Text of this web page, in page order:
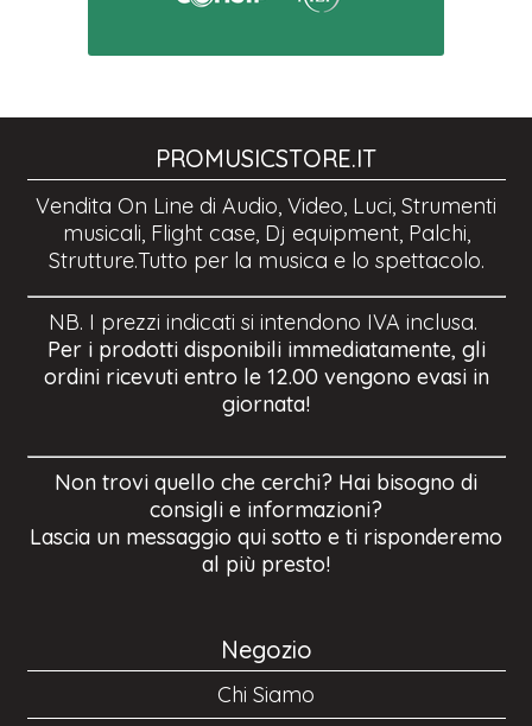
PROMUSICSTORE.IT
Vendita On Line di Audio, Video, Luci, Strumenti
musicali, Flight case, Dj equipment, Palchi,
Strutture.Tutto per la musica e lo spettacolo.
NB. I prezzi indicati si intendono IVA inclusa.
Per i prodotti disponibili immediatamente, gli
ordini ricevuti entro le 12.00 vengono evasi in
giornata!
Non trovi quello che cerchi? Hai bisogno di
consigli e informazioni?
Lascia un messaggio qui sotto e ti risponderemo
al più presto!
Negozio
Chi Siamo